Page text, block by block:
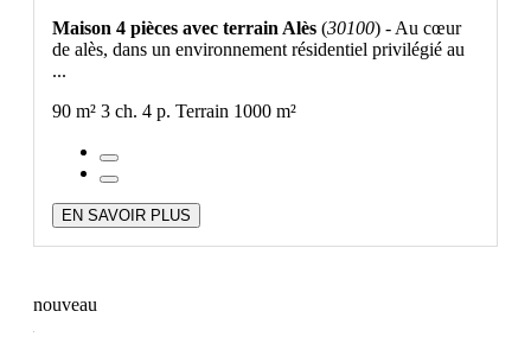
Maison 4 pièces avec terrain Alès (30100) - Au cœur
de alès, dans un environnement résidentiel privilégié au
...
90 m² 3 ch. 4 p. Terrain 1000 m²
EN SAVOIR PLUS
nouveau